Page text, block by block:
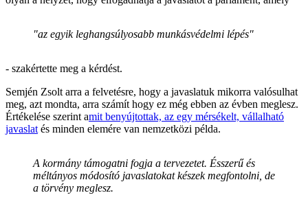
"az egyik leghangsúlyosabb munkásvédelmi lépés"
- szakértette meg a kérdést.
Semjén Zsolt arra a felvetésre, hogy a javaslatuk mikorra valósulhat
meg, azt mondta, arra számít hogy ez még ebben az évben meglesz.
Értékelése szerint amit benyújtottak, az egy mérsékelt, vállalható
javaslat és minden elemére van nemzetközi példa.
A kormány támogatni fogja a tervezetet. Ésszerű és
méltányos módosító javaslatokat készek megfontolni, de
a törvény meglesz.